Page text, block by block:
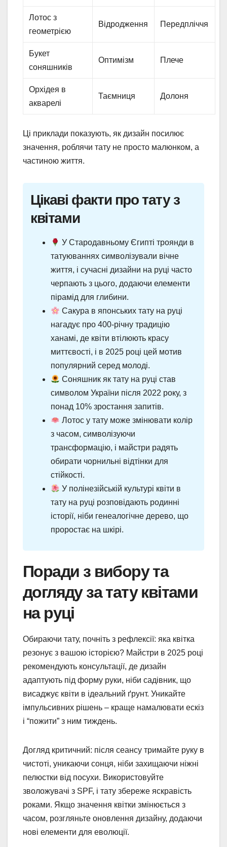
Лотос з
геометрією
Відродження Передпліччя
Букет
соняшників
Оптимізм Плече
Орхідея в
акварелі
Таємниця Долоня
Ці приклади показують, як дизайн посилює
значення, роблячи тату не просто малюнком, а
частиною життя.
Цікаві факти про тату з
квітами
У Стародавньому Єгипті троянди в
татуюваннях символізували вічне
життя, і сучасні дизайни на руці часто
черпають з цього, додаючи елементи
пірамід для глибини.
Сакура в японських тату на руці
нагадує про 400-річну традицію
ханамі, де квіти втілюють красу
миттєвості, і в 2025 році цей мотив
популярний серед молоді.
Соняшник як тату на руці став
символом України після 2022 року, з
понад 10% зростання запитів.
Лотос у тату може змінювати колір
з часом, символізуючи
трансформацію, і майстри радять
обирати чорнильні відтінки для
стійкості.
У полінезійській культурі квіти в
тату на руці розповідають родинні
історії, ніби генеалогічне дерево, що
проростає на шкірі.
Поради з вибору та
догляду за тату квітами
на руці
Обираючи тату, почніть з рефлексії: яка квітка
резонує з вашою історією? Майстри в 2025 році
рекомендують консультації, де дизайн
адаптують під форму руки, ніби садівник, що
висаджує квіти в ідеальний ґрунт. Уникайте
імпульсивних рішень – краще намалювати ескіз
і “пожити” з ним тиждень.
Догляд критичний: після сеансу тримайте руку в
чистоті, уникаючи сонця, ніби захищаючи ніжні
пелюстки від посухи. Використовуйте
зволожувачі з SPF, і тату збереже яскравість
роками. Якщо значення квітки змінюється з
часом, розгляньте оновлення дизайну, додаючи
нові елементи для еволюції.